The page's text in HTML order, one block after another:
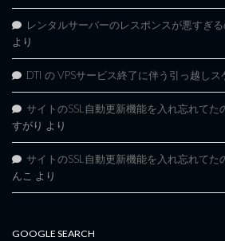
レンタルサーバーのレスポンスが悪すぎ
より
DTI の VPSサービス終了に伴う引っ越し
サイトのSSL自動更新機能を入れ忘れてた
すがり より
サイトのSSL自動更新機能を入れ忘れてた
んこ より
GOOGLE SEARCH